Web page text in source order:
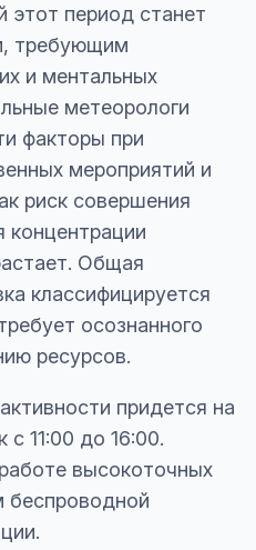
этот период станет
требующим
и ментальных
метеорологи
факторы при
мероприятий и
риск совершения
концентрации
Общая
классифицируется
осознанного
ресурсов.
придется на
с 11:00 до 16:00.
высокоточных
беспроводной